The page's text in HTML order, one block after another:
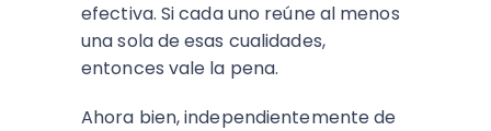
efectiva. Si cada uno reúne al menos
una sola de esas cualidades,
entonces vale la pena.
Ahora bien, independientemente de